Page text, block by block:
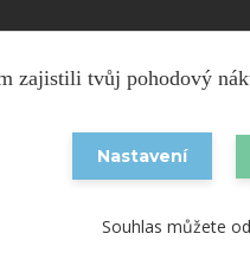
Copyright © 2026
Vytvořeno na
zajistili tvůj pohodový
Nastavení
Souhlas můžete